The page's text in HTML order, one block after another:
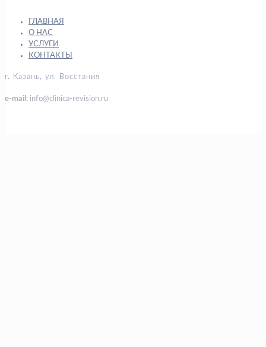
ГЛАВНАЯ
О НАС
УСЛУГИ
КОНТАКТЫ
г. Казань, ул. Восстания
e-mail: info@clinica-revision.ru